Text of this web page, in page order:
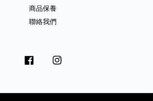
商品保養
聯絡我們
Facebook